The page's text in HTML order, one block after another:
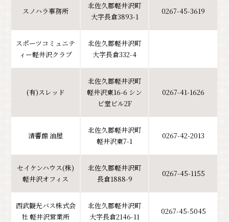
スノハラ事務所
北佐久郡軽井沢町
大字長倉3893-1
0267-45-3619
スポーツコミュニテ
ィー軽井沢クラブ
北佐久郡軽井沢町
大字長倉332-4
(有)スレッド
北佐久郡軽井沢町
軽井沢東16-6 シン
ビ堂ビル2F
0267-41-1626
清響館 油屋
北佐久郡軽井沢町
軽井沢東7-1
0267-42-2013
セイケンハウス(株)
軽井沢オフィス
北佐久郡軽井沢町
長倉1888-9
0267-45-1155
西武観光バス株式会
社 軽井沢営業所
北佐久郡軽井沢町
大字長倉2146-11
0267-45-5045